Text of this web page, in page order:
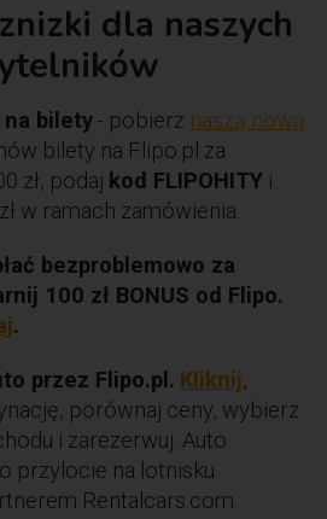
dla naszych
na bilety - pobierz naszą nową
bilety na Flipo.pl za
zł, podaj kod FLIPOHITY i
w ramach zamówienia.
bezproblemowo za
100 zł BONUS od Flipo.
.
przez Flipo.pl. Kliknij,
porównaj ceny, wybierz
i zarezerwuj. Auto
przylocie na lotnisku.
Rentalcars.com.